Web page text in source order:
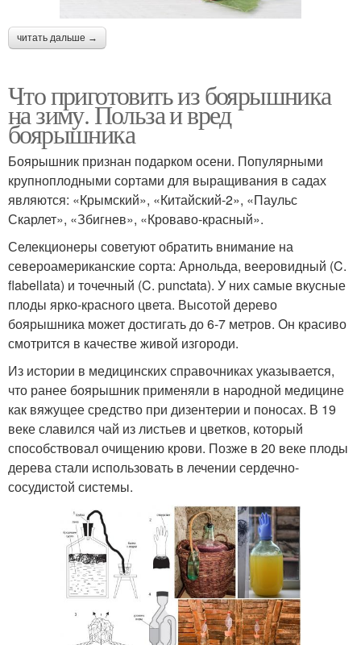
читать дальше →
Что приготовить из боярышника
на зиму. Польза и вред
боярышника
Боярышник признан подарком осени. Популярными
крупноплодными сортами для выращивания в садах
являются: «Крымский», «Китайский-2», «Паульс
Скарлет», «Збигнев», «Кроваво-красный».
Селекционеры советуют обратить внимание на
североамериканские сорта: Арнольда, вееровидный (C.
flabellata) и точечный (C. punctata). У них самые вкусные
плоды ярко-красного цвета. Высотой дерево
боярышника может достигать до 6-7 метров. Он красиво
смотрится в качестве живой изгороди.
Из истории в медицинских справочниках указывается,
что ранее боярышник применяли в народной медицине
как вяжущее средство при дизентерии и поносах. В 19
веке славился чай из листьев и цветков, который
способствовал очищению крови. Позже в 20 веке плоды
дерева стали использовать в лечении сердечно-
сосудистой системы.